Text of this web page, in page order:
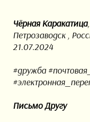
Чёрная Каракатица
Петрозаводск ,
21.07.2024
#дружба
Письмо Другу